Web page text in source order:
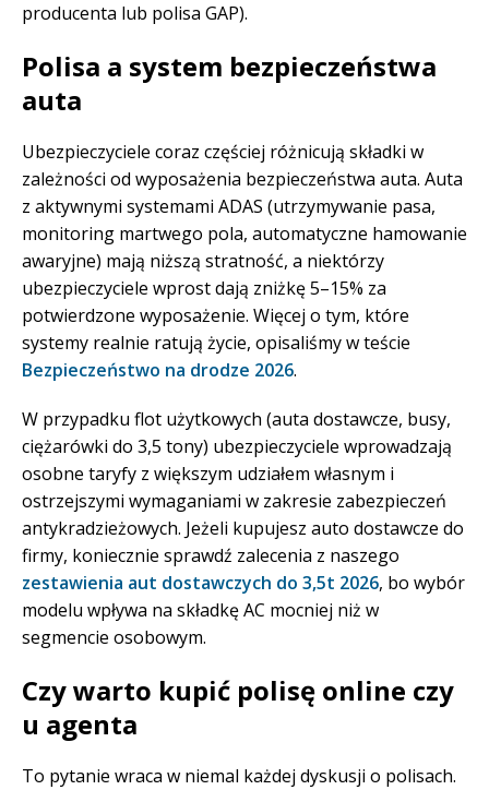
producenta lub polisa GAP).
Polisa a system bezpieczeństwa
auta
Ubezpieczyciele coraz częściej różnicują składki w
zależności od wyposażenia bezpieczeństwa auta. Auta
z aktywnymi systemami ADAS (utrzymywanie pasa,
monitoring martwego pola, automatyczne hamowanie
awaryjne) mają niższą stratność, a niektórzy
ubezpieczyciele wprost dają zniżkę 5–15% za
potwierdzone wyposażenie. Więcej o tym, które
systemy realnie ratują życie, opisaliśmy w teście
Bezpieczeństwo na drodze 2026.
W przypadku flot użytkowych (auta dostawcze, busy,
ciężarówki do 3,5 tony) ubezpieczyciele wprowadzają
osobne taryfy z większym udziałem własnym i
ostrzejszymi wymaganiami w zakresie zabezpieczeń
antykradzieżowych. Jeżeli kupujesz auto dostawcze do
firmy, koniecznie sprawdź zalecenia z naszego
zestawienia aut dostawczych do 3,5t 2026, bo wybór
modelu wpływa na składkę AC mocniej niż w
segmencie osobowym.
Czy warto kupić polisę online czy
u agenta
To pytanie wraca w niemal każdej dyskusji o polisach.